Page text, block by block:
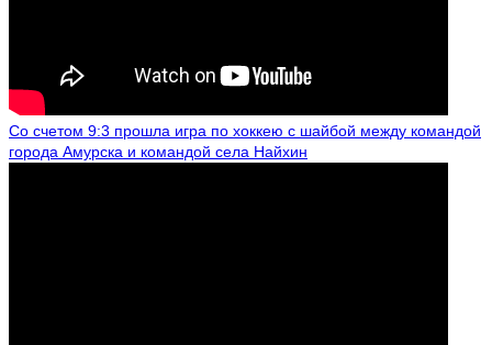
Со счетом 9:3 прошла игра по хоккею с шайбой между командой
города Амурска и командой села Найхин